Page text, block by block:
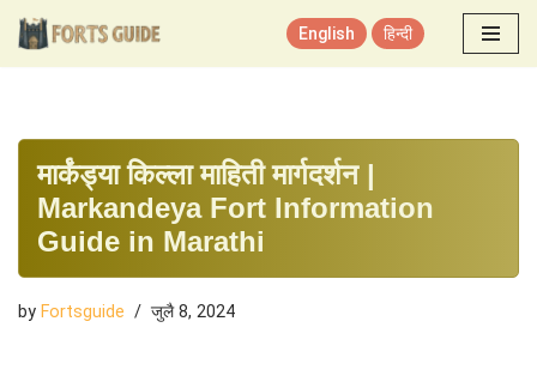
Skip
English हिन्दी
मार्कंड्या किल्ला माहिती मार्गदर्शन |
Markandeya Fort Information
Guide in Marathi
by Fortsguide जुलै 8, 2024